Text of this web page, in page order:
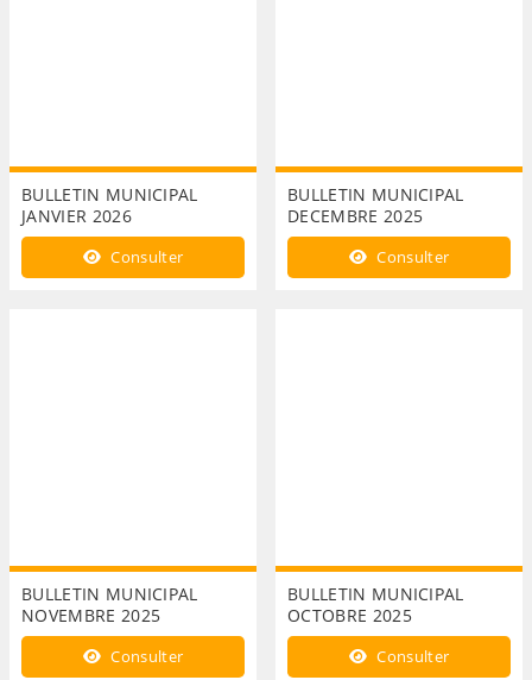
BULLETIN MUNICIPAL
JANVIER 2026
Consulter
BULLETIN MUNICIPAL
DECEMBRE 2025
Consulter
BULLETIN MUNICIPAL
NOVEMBRE 2025
Consulter
BULLETIN MUNICIPAL
OCTOBRE 2025
Consulter